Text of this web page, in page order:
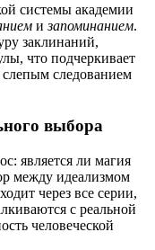
системы академии
изапоминанием.
заклинаний,
что подчеркивает
следованием
выбора
является ли магия
между идеализмом
через все серии,
с реальной
человеческой